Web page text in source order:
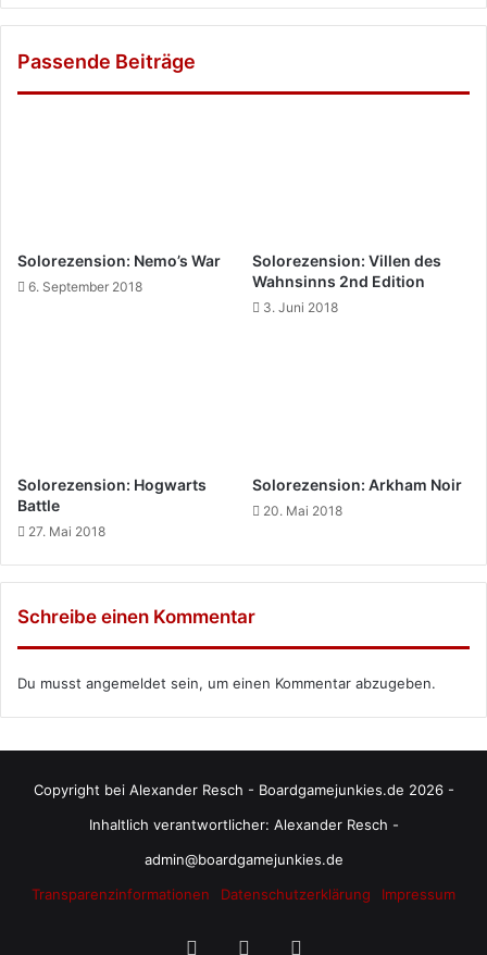
Passende Beiträge
Solorezension: Nemo’s War
6. September 2018
Solorezension: Villen des
Wahnsinns 2nd Edition
3. Juni 2018
Solorezension: Hogwarts
Battle
27. Mai 2018
Solorezension: Arkham Noir
20. Mai 2018
Schreibe einen Kommentar
Du musst angemeldet sein, um einen Kommentar abzugeben.
Copyright bei Alexander Resch - Boardgamejunkies.de 2026 -
Inhaltlich verantwortlicher: Alexander Resch -
admin@boardgamejunkies.de
Transparenzinformationen
Datenschutzerklärung Impressum
Facebook